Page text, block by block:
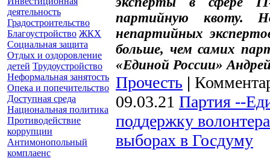
деятельность
Градостроительство
Благоустройство ЖКХ
Социальная защита
Отдых и оздоровление
детей Трудоустройство
Неформальная занятость
Опека и попечительство
Доступная среда
Национальная политика
Противодействие
коррупции
Антимонопольный
комплаенс
партийную квоту.
непартийных
больше, чем самих
«Единой России»
Прочесть |
09.03.21 Партия --
поддержку
выборах в Госдуму